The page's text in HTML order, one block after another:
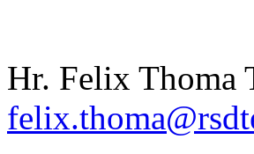
Hr. Felix Thoma